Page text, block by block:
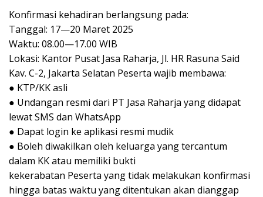
Konfirmasi kehadiran berlangsung pada:
Tanggal: 17—20 Maret 2025
Waktu: 08.00—17.00 WIB
Lokasi: Kantor Pusat Jasa Raharja, Jl. HR Rasuna Said
Kav. C-2, Jakarta Selatan Peserta wajib membawa:
● KTP/KK asli
● Undangan resmi dari PT Jasa Raharja yang didapat
lewat SMS dan WhatsApp
● Dapat login ke aplikasi resmi mudik
● Boleh diwakilkan oleh keluarga yang tercantum
dalam KK atau memiliki bukti
kekerabatan Peserta yang tidak melakukan konfirmasi
hingga batas waktu yang ditentukan akan dianggap